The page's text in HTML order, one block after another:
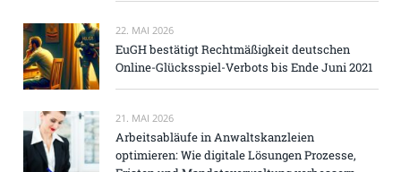
22. MAI 2026
EuGH bestätigt Rechtmäßigkeit deutschen
Online-Glücksspiel-Verbots bis Ende Juni 2021
21. MAI 2026
Arbeitsabläufe in Anwaltskanzleien
optimieren: Wie digitale Lösungen Prozesse,